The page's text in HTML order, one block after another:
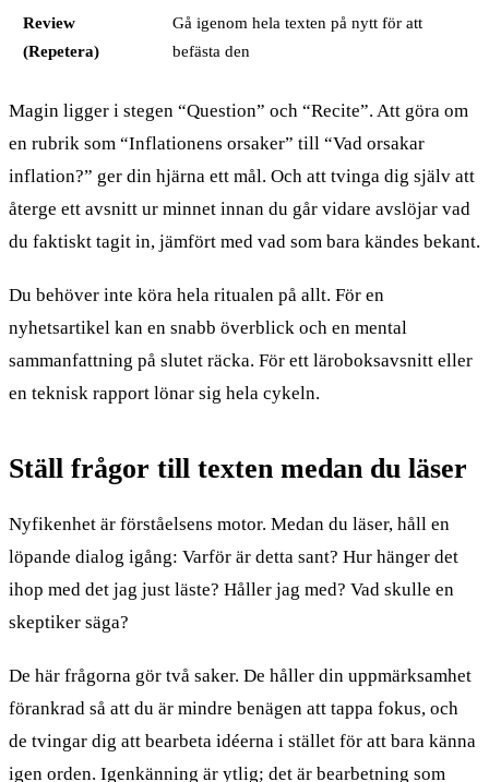
Review
(Repetera)
Gå igenom hela texten på nytt för att
befästa den
Magin ligger i stegen “Question” och “Recite”. Att göra om
en rubrik som “Inflationens orsaker” till “Vad orsakar
inflation?” ger din hjärna ett mål. Och att tvinga dig själv att
återge ett avsnitt ur minnet innan du går vidare avslöjar vad
du faktiskt tagit in, jämfört med vad som bara kändes bekant.
Du behöver inte köra hela ritualen på allt. För en
nyhetsartikel kan en snabb överblick och en mental
sammanfattning på slutet räcka. För ett läroboksavsnitt eller
en teknisk rapport lönar sig hela cykeln.
Ställ frågor till texten medan du läser
Nyfikenhet är förståelsens motor. Medan du läser, håll en
löpande dialog igång: Varför är detta sant? Hur hänger det
ihop med det jag just läste? Håller jag med? Vad skulle en
skeptiker säga?
De här frågorna gör två saker. De håller din uppmärksamhet
förankrad så att du är mindre benägen att tappa fokus, och
de tvingar dig att bearbeta idéerna i stället för att bara känna
igen orden. Igenkänning är ytlig; det är bearbetning som